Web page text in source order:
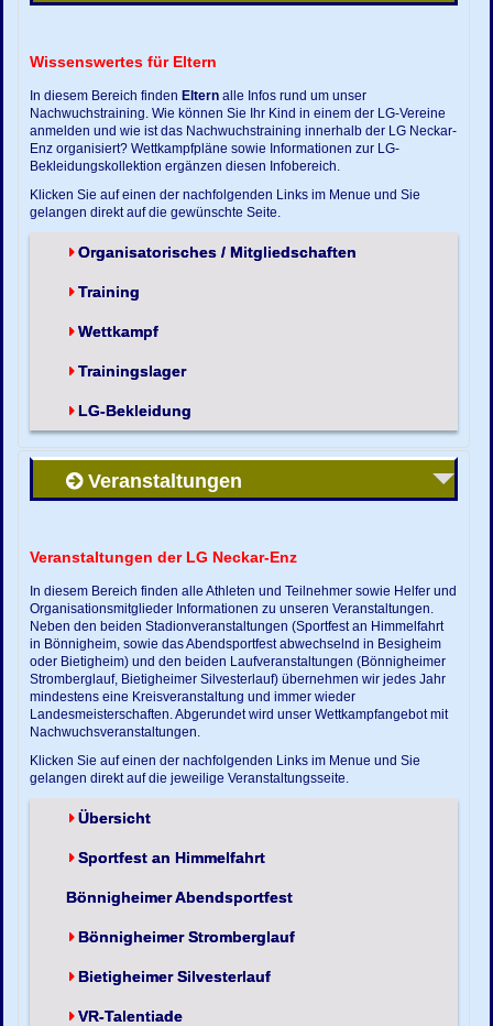
Wissenswertes für Eltern
In diesem Bereich finden Eltern alle Infos rund um unser
Nachwuchstraining. Wie können Sie Ihr Kind in einem der LG-Vereine
anmelden und wie ist das Nachwuchstraining innerhalb der LG Neckar-
Enz organisiert? Wettkampfpläne sowie Informationen zur LG-
Bekleidungskollektion ergänzen diesen Infobereich.
Klicken Sie auf einen der nachfolgenden Links im Menue und Sie
gelangen direkt auf die gewünschte Seite.
Organisatorisches / Mitgliedschaften
Training
Wettkampf
Trainingslager
LG-Bekleidung
Veranstaltungen
Veranstaltungen der LG Neckar-Enz
In diesem Bereich finden alle Athleten und Teilnehmer sowie Helfer und
Organisationsmitglieder Informationen zu unseren Veranstaltungen.
Neben den beiden Stadionveranstaltungen (Sportfest an Himmelfahrt
in Bönnigheim, sowie das Abendsportfest abwechselnd in Besigheim
oder Bietigheim) und den beiden Laufveranstaltungen (Bönnigheimer
Stromberglauf, Bietigheimer Silvesterlauf) übernehmen wir jedes Jahr
mindestens eine Kreisveranstaltung und immer wieder
Landesmeisterschaften. Abgerundet wird unser Wettkampfangebot mit
Nachwuchsveranstaltungen.
Klicken Sie auf einen der nachfolgenden Links im Menue und Sie
gelangen direkt auf die jeweilige Veranstaltungsseite.
Übersicht
Sportfest an Himmelfahrt
Bönnigheimer Abendsportfest
Bönnigheimer Stromberglauf
Bietigheimer Silvesterlauf
VR-Talentiade